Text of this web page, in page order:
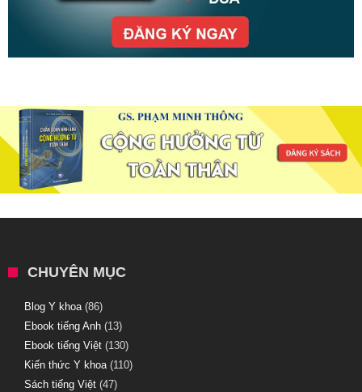
CHUYÊN MỤC
Blog Y khoa(86)
Ebook tiếng Anh (13)
Ebook tiếng Việt (130)
Kiến thức Y khoa(110)
Sách tiếng Việt (47)